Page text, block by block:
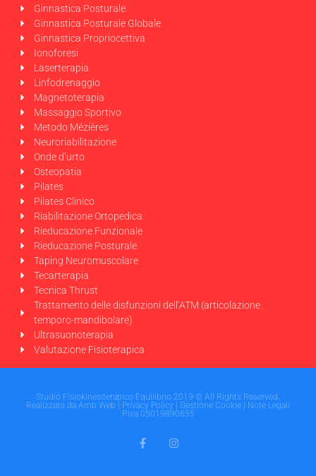
Ginnastica Posturale
Ginnastica Posturale Globale
Ginnastica Propriocettiva
Ionoforesi
Laserterapia
Linfodrenaggio
Magnetoterapia
Massaggio Sportivo
Metodo Mézières
Neuroriabilitazione
Onde d’urto
Osteopatia
Pilates
Pilates Clinico
Riabilitazione Ortopedica
Rieducazione Funzionale
Rieducazione Posturale
Taping Neuromuscolare
Tecarterapia
Tecnica Thrust
Trattamento delle disfunzioni dell’ATM (articolazione
temporo-mandibolare)
Ultrasuonoterapia
Valutazione Fisioterapica
Studio Fisiokinesiterapico Equilibrio 2019 © All Rights Reserved.
Realizzato da Amb Web Privacy Policy Gestione Cookie
Note Legali
P.iva 05019890655